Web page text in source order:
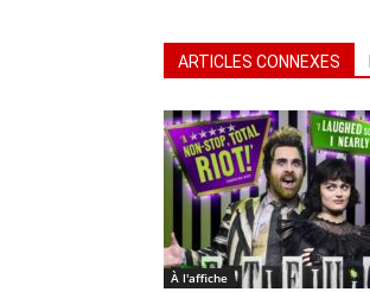
ARTICLES CONNEXES
À l'affiche